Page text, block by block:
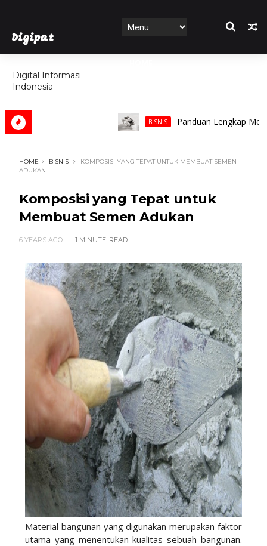
Digipat
Digital Informasi
Indonesia
FEATURES
BISNIS Panduan Lengkap Memilih
HOME BISNIS
KOMPOSISI YANG TEPAT UNTUK MEMBUAT SEMEN
ADUKAN
Komposisi yang Tepat untuk
Membuat Semen Adukan
6 YEARS AGO 1 MINUTE READ
Material bangunan yang digunakan merupakan faktor
utama yang menentukan kualitas sebuah bangunan.